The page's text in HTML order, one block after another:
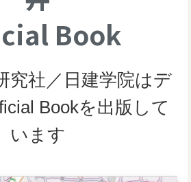
Book
究社／日建学院はデ
Bookを出版して
います